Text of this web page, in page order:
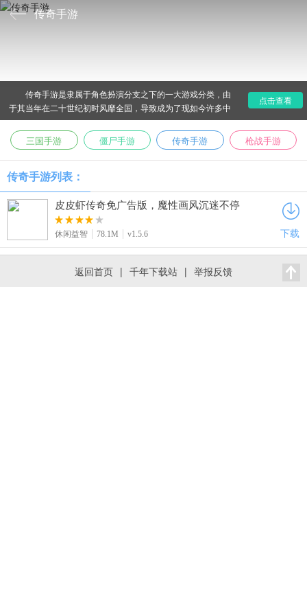
传奇手游
传奇手游是隶属于角色扮演分支之下的一大游戏分类，由
于其当年在二十世纪初时风靡全国，导致成为了现如今许多中
年人的经典回忆游戏，那么现如今传奇手游哪个最好玩呢？为
了帮大家指明道路，爱东东手游特意带来了传奇游戏大全供君
挑选。
点击查看
三国手游 僵尸手游 传奇手游 枪战手游
传奇手游列表：
皮皮虾传奇免广告版，魔性画风沉迷不停
休闲益智 78.1M v1.5.6 下载
返回首页 | 千年下载站 | 举报反馈